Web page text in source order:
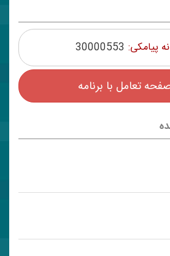
پیامکی: 30000553
تعامل با برنامه